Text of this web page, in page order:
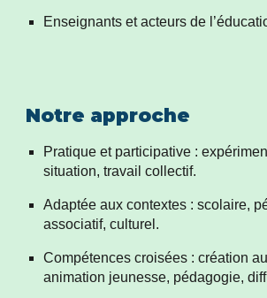
Enseignants et acteurs de
Notre approche
Pratique et participative :
situation, travail collectif.
Adaptée aux contextes : scolaire,
associatif, culturel.
Compétences croisées : création
animation jeunesse, pédagogie,